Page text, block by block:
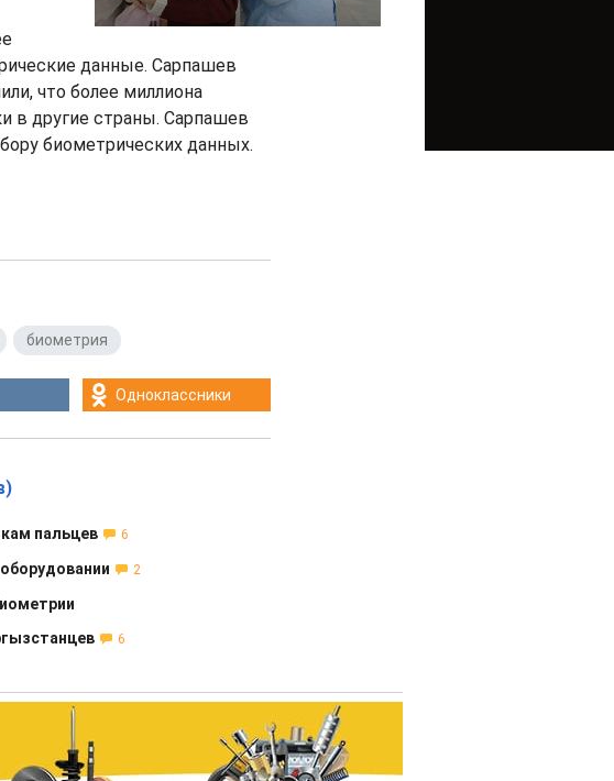
данные. Сарпашев
что более миллиона
в другие страны. Сарпашев
биометрических данных.
биометрия
Одноклассники
пальцев 6
2
6